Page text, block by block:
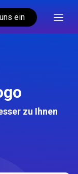
ein
zu Ihnen